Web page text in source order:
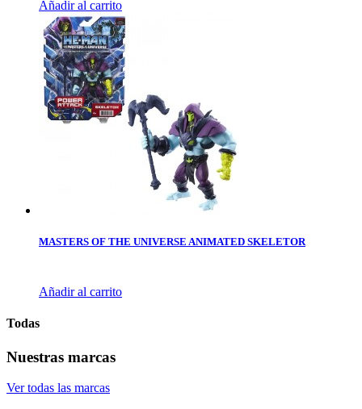
Añadir al carrito
MASTERS OF THE UNIVERSE ANIMATED SKELETOR
Añadir al carrito
Todas
Nuestras marcas
Ver todas las marcas